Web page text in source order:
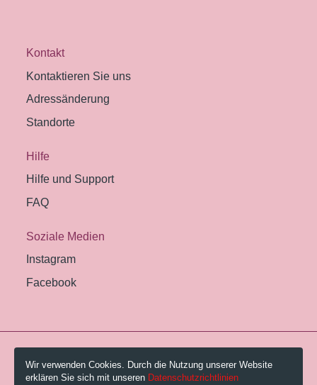
Kontakt
Kontaktieren Sie uns
Adressänderung
Standorte
Hilfe
Hilfe und Support
FAQ
Soziale Medien
Instagram
Facebook
© 2026 Pestalozzi-Bibliothek Zürich.
Wir verwenden Cookies. Durch die Nutzung unserer Website
erklären Sie sich mit unseren Datenschutzrichtlinien